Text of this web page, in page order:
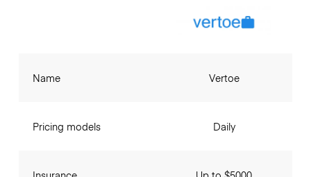
Name
Pricing models
Vertoe
Daily